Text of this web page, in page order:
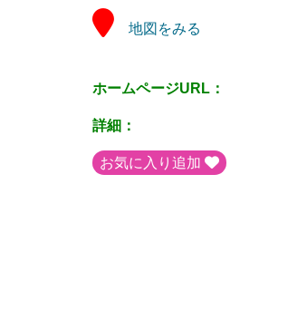
地図をみる
ホームページURL：
詳細：
お気に入り追加